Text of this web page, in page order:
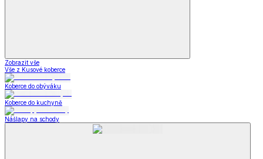
Zobrazit vše
Vše z Kusové koberce
Koberce do obýváku
Koberce do kuchyně
Nášlapy na schody